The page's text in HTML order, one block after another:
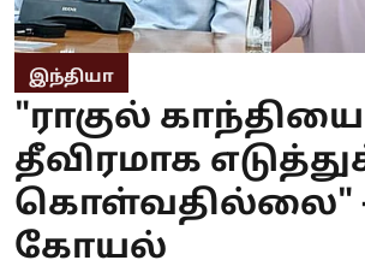
இந்தியா
"ராகுல் காந்தியை
தீவிரமாக
கொள்வதில்லை" -
கோயல்